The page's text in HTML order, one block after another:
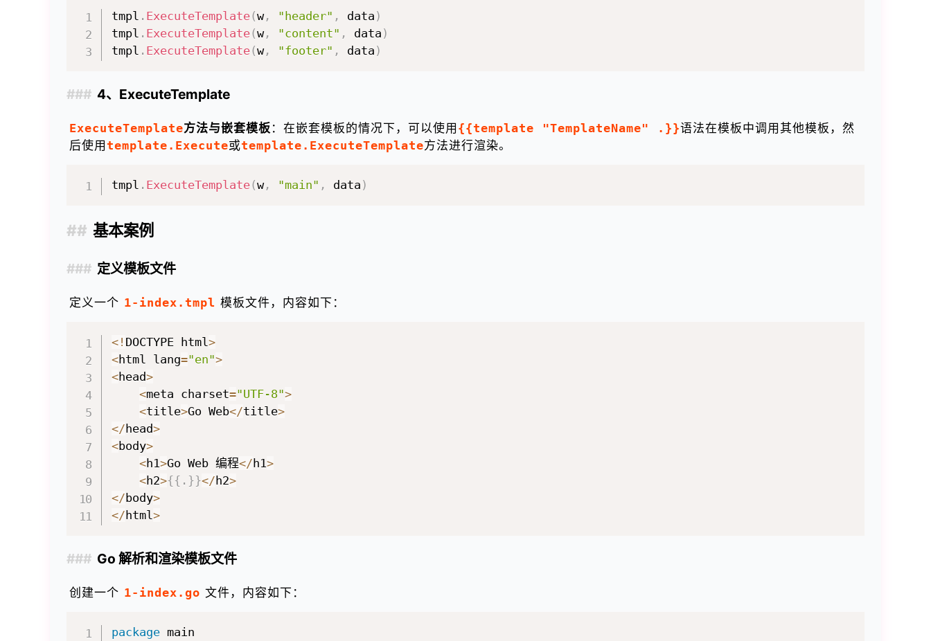
tmpl . ExecuteTemplate(w, "header" , data )
tmpl . ExecuteTemplate(w, "content" , data )
tmpl . ExecuteTemplate(w, "footer" , data )
4、ExecuteTemplate
ExecuteTemplate方法与嵌套模板 ：在嵌套模板的情况下，可以使用 {{template "TemplateName" .}}语法在模板中调用其他模板，然
后使用 template.Execute或template.ExecuteTemplate方法进行渲染。
tmpl . ExecuteTemplate(w, "main" , data )
基本案例
定义模板文件
定义一个 1-index.tmpl 模板文件，内容如下：
<! DOCTYPE html>
<html lang="en">
<head>
<meta charset="UTF-8">
<title>Go Web</title>
</ head>
<body>
<h1>Go Web 编程</ h1>
<h2>{{ . }}</ h2>
</ body>
</ html>
Go 解析和渲染模板文件
创建一个 1-index.go 文件，内容如下：
package main